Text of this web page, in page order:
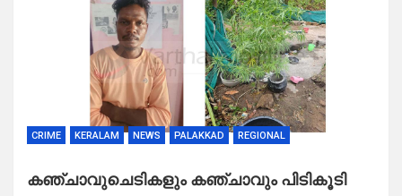
CRIME KERALAM NEWS PALAKKAD REGIONAL
കഞ്ചാവുചെടികളും കഞ്ചാവും പിടികൂടി